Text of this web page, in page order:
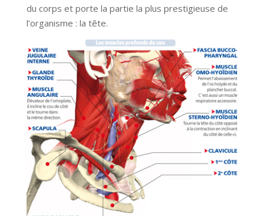
du corps et porte la partie la plus prestigieuse de
l’organisme : la tête.